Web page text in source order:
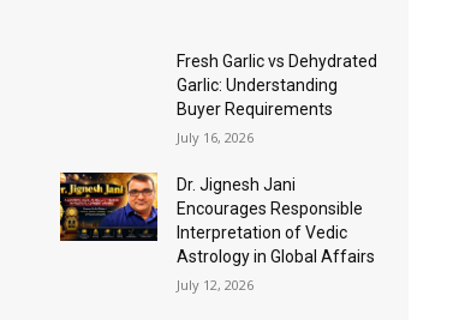
Fresh Garlic vs Dehydrated
Garlic: Understanding
Buyer Requirements
July 16, 2026
Dr. Jignesh Jani
Encourages Responsible
Interpretation of Vedic
Astrology in Global Affairs
July 12, 2026